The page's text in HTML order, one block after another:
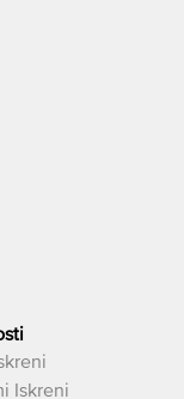
Iskreni